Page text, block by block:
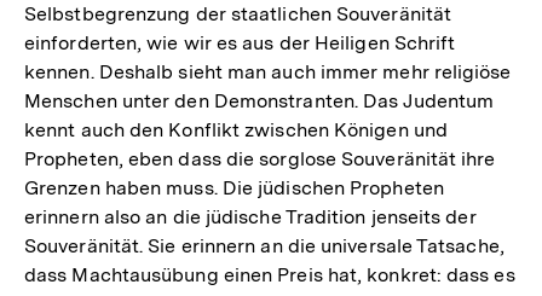
Selbstbegrenzung der staatlichen Souveränität
einforderten, wie wir es aus der Heiligen Schrift
kennen. Deshalb sieht man auch immer mehr religiöse
Menschen unter den Demonstranten. Das Judentum
kennt auch den Konflikt zwischen Königen und
Propheten, eben dass die sorglose Souveränität ihre
Grenzen haben muss. Die jüdischen Propheten
erinnern also an die jüdische Tradition jenseits der
Souveränität. Sie erinnern an die universale Tatsache,
dass Machtausübung einen Preis hat, konkret: dass es